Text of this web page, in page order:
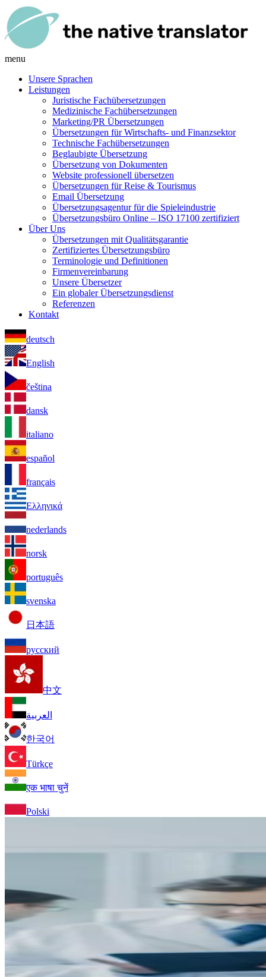
menu
Unsere Sprachen
Leistungen
Juristische Fachübersetzungen
Medizinische Fachübersetzungen
Marketing/PR Übersetzungen
Übersetzungen für Wirtschafts- und Finanzsektor
Technische Fachübersetzungen
Beglaubigte Übersetzung
Übersetzung von Dokumenten
Website professionell übersetzen
Übersetzungen für Reise & Tourismus
Email Übersetzung
Übersetzungsagentur für die Spieleindustrie
Übersetzungsbüro Online – ISO 17100 zertifiziert
Über Uns
Übersetzungen mit Qualitätsgarantie
Zertifiziertes Übersetzungsbüro
Terminologie und Definitionen
Firmenvereinbarung
Unsere Übersetzer
Ein globaler Übersetzungsdienst
Referenzen
Kontakt
deutsch
English
čeština
dansk
italiano
español
français
Ελληνικά
nederlands
norsk
português
svenska
日本語
русский
中文
العربية
한국어
Türkçe
एक भाषा चुनें
Polski